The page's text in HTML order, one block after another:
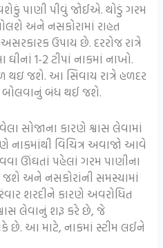
પાણી પીવું જોઈએ. થોડું ગરમ
અને નસકોરામાં રાહત
ઉપાય છે. દરરોજ રાત્રે
1-2 ટીપાં નાકમાં નાખો.
થઇ જશે. આ સિવાય રાત્રે હળદર
બોલવાનું બંધ થઈ જશે.
સોજાના કારણે શ્વાસ લેવામાં
નાકમાંથી વિચિત્ર અવાજો આવે
ઊંઘતાં પહેલાં ગરમ પાણીના
જશે અને નસકોરાંની સમસ્યામાં
શરદીને કારણે અવરોધિત
શ્વાસ લેવાનું શરૂ કરે છે, જે
છે. આ માટે, નાકમાં સ્ટીમ લઈને